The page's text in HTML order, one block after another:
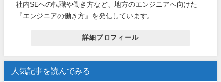
社内SEへの転職や働き方など、地方のエンジニアへ向けた
『エンジニアの働き方』を発信しています。
詳細プロフィール
人気記事を読んでみる